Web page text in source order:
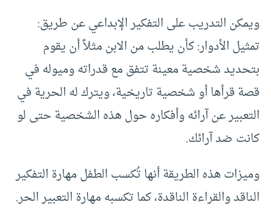
ويمكن التدريب على التفكير الإبداعي عن طريق:
تمثيل الأدوار: كأن يطلب من الابن مثلاً أن يقوم
بتحديد شخصية معينة تتفق مع قدراته وميوله في
قصة قرأها أو شخصية تاريخية، ويترك له الحرية في
التعبير عن آرائه وأفكاره حول هذه الشخصية حتى لو
كانت ضد آرائك.
وميزات هذه الطريقة أنها تُكسب الطفل مهارة التفكير
الناقد والقراءة الناقدة، كما تكسبه مهارة التعبير الحر.